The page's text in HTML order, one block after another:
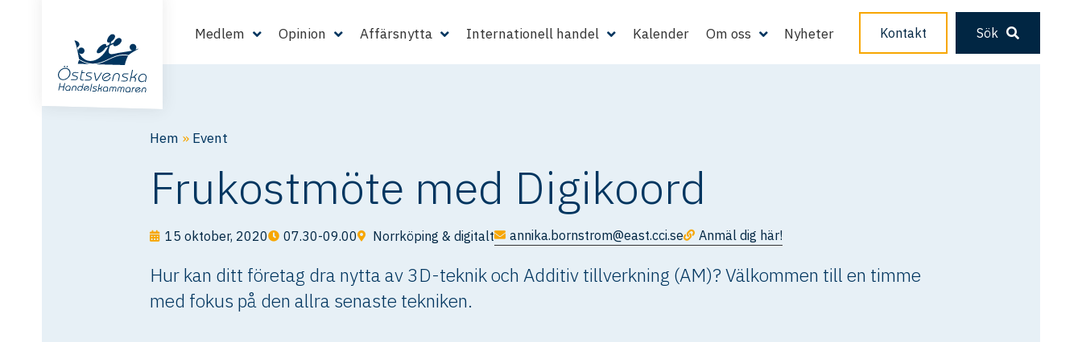
Medlem Opinion Affärsnytta Internationell handel Kalender Om oss Nyheter Kontakt Sök
Hem » Event
Frukostmöte med Digikoord
15 oktober, 2020 07.30-09.00 Norrköping & digitalt annika.bornstrom@east.cci.se Anmäl dig här!
Hur kan ditt företag dra nytta av 3D-teknik och Additiv tillverkning (AM)? Välkommen till en timme
med fokus på den allra senaste tekniken.